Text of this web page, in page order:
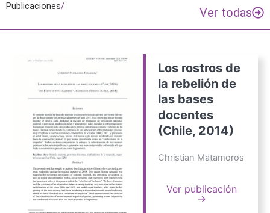
Publicaciones/ Ver todas
Los rostros de
la rebelión de
las bases
docentes
(Chile, 2014)
Christian Matamoros
Ver publicación
→